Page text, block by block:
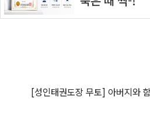
[성인태권도장 무토] 아버지와